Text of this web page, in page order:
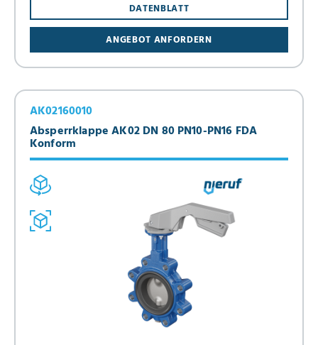
ANGEBOT ANFORDERN
DATENBLATT
Absperrklappe AK02 DN 80 PN10-PN16 FDA
Konform
AK02160010